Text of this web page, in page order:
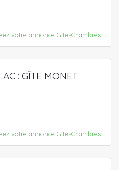
votre annonce GitesChambres
: GÎTE MONET
votre annonce GitesChambres